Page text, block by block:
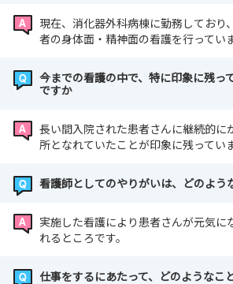
現在、消化器外科病棟に勤務しており
者の身体面・精神面の看護を行っていま
今までの看護の中で、特に印象に残っ
ですか
長い間入院された患者さんに継続的に
所となれていたことが印象に残っていま
看護師としてのやりがいは、どのよう
実施した看護により患者さんが元気に
れるところです。
仕事をするにあたって、どのようなこ